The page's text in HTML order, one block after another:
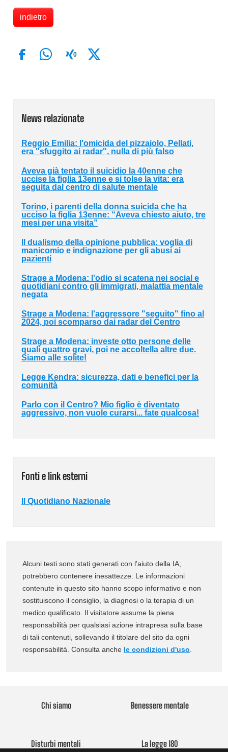
indietro
0
News relazionate
Reggio Emilia: l'omicida del pizzaiolo, Pellati,
era "sfuggito ai radar", nulla di più falso
Aveva già tentato il suicidio la 40enne che
uccise la figlia 13enne e si tolse la vita: era
seguita dal centro di salute mentale
Torino, i parenti della donna suicida che ha
ucciso la figlia 13enne: “Aveva chiesto aiuto, tre
mesi per una visita”
Il dualismo della opinione pubblica: voglia di
manicomio e indignazione per gli abusi ai
pazienti
Strage a Modena: l'odio si scatena nei social e
quotidiani contro gli immigrati, malattia mentale
negata
Strage a Modena: l'aggressore "seguito" fino al
2024, poi scomparso dai radar del Centro
Strage a Modena: investe otto persone delle
quali quattro gravi, poi ne accoltella altre due.
Siamo alle solite!
Legge Kendra: sicurezza, dati e benefici per la
comunità
Parlo con il Centro? Mio figlio è diventato
aggressivo, non vuole curarsi... fate qualcosa!
Fonti e link esterni
Il Quotidiano Nazionale
Alcuni testi sono stati generati con l'aiuto della IA;
potrebbero contenere inesattezze. Le informazioni
contenute in questo sito hanno scopo informativo e non
sostituiscono il consiglio, la diagnosi o la terapia di un
medico qualificato. Il visitatore assume la piena
responsabilità per qualsiasi azione intrapresa sulla base
di tali contenuti, sollevando il titolare del sito da ogni
responsabilità. Consulta anche le condizioni d'uso
Chi siamo Benessere mentale
Disturbi mentali La legge 180